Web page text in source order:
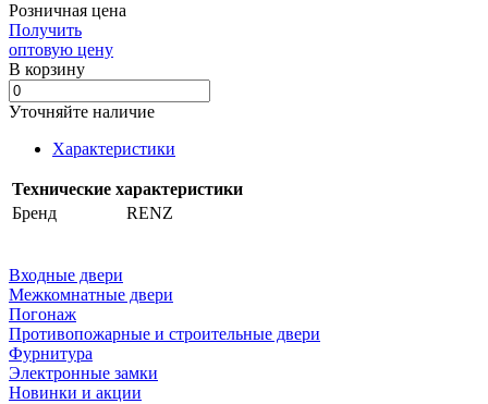
Розничная цена
Получить
оптовую цену
В корзинy
Уточняйте наличие
Характеристики
Технические характеристики
Бренд
RENZ
Входные двери
Межкомнатные двери
Погонаж
Противопожарные и строительные двери
Фурнитура
Электронные замки
Новинки и акции